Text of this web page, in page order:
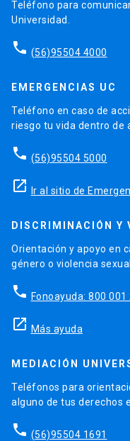
Teléfono para
Universidad.
phone (56)95504 4000
EMERGENCIAS UC
Teléfono en caso de
riesgo tu vida dentro de
phone (56)95504 5000
launch Ir al sitio de
DISCRIMINACIÓN Y
Orientación y apoyo en
género o violencia sexual.
phone Fonoayuda: 800 001
launch Más ayuda
MEDIACIÓN
Teléfonos para
alguno de tus derechos
phone (56)95504 1691